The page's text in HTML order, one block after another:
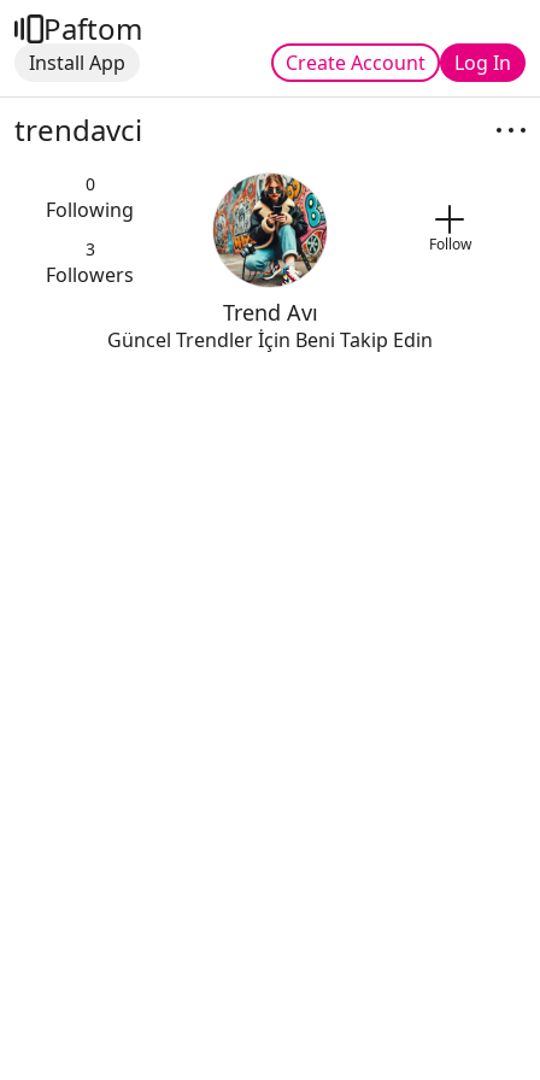
Paftom
Install App Create Account Log In
trendavci
0
Following
3
Followers
Follow
Trend Avı
Güncel Trendler İçin Beni Takip Edin